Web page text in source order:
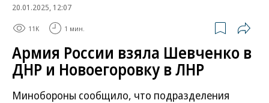
20.01.2025, 12:07
11K 1 мин.
Армия России взяла Шевченко в
ДНР и Новоегоровку в ЛНР
Минобороны сообщило, что подразделения